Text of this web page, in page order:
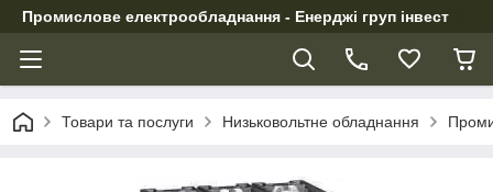
Промислове електрообладнання - Енерджі груп інвест
Товари та послуги Низьковольтне обладнання